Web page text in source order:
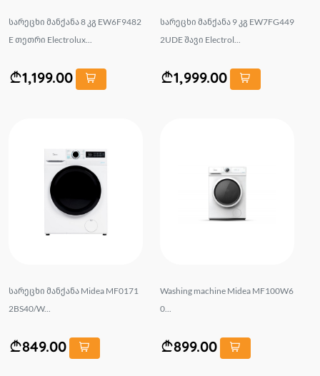
სარეცხი მანქანა 8 კგ EW6F9482
E თეთრი Electrolux...
1,199.00
სარეცხი მანქანა 9 კგ EW7FG449
2UDE შავი Electrol...
1,999.00
სარეცხი მანქანა Midea MF0171
2BS40/W...
849.00
Washing machine Midea MF100W6
0...
899.00